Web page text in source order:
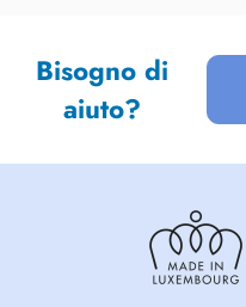
Bisogno di
aiuto?